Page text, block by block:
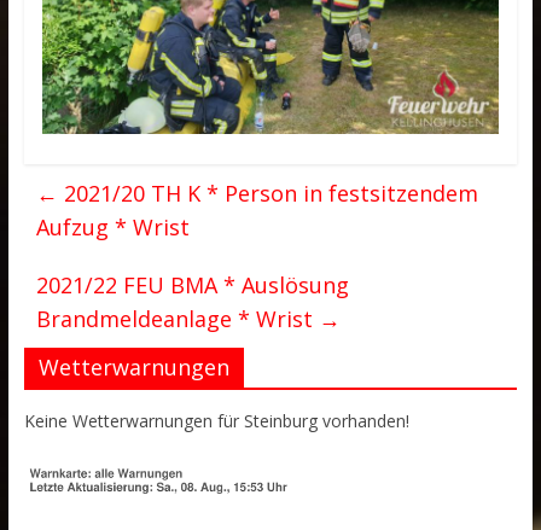
← 2021/20 TH K * Person in festsitzendem
Aufzug * Wrist
2021/22 FEU BMA * Auslösung
Brandmeldeanlage * Wrist →
Wetterwarnungen
Keine Wetterwarnungen für Steinburg vorhanden!